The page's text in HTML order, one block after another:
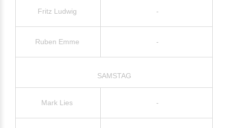
Fritz Ludwig -
Ruben Emme -
SAMSTAG
Mark Lies -